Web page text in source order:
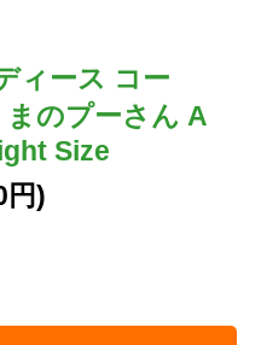
ィース コー
のプーさん A
Size
円)